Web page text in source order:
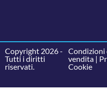
Copyright 2026 -
Tutti i diritti
riservati.
Condizioni
vendita|
Cookie